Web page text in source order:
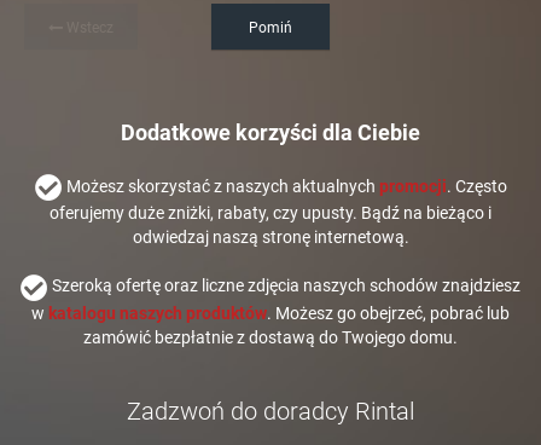
Pomiń
Dodatkowe korzyści dla Ciebie
Możesz skorzystać z naszych aktualnych promocji. Często
oferujemy duże zniżki, rabaty, czy upusty. Bądź na bieżąco i
odwiedzaj naszą stronę internetową.
Szeroką ofertę oraz liczne zdjęcia naszych schodów znajdziesz
w katalogu naszych produktów. Możesz go obejrzeć, pobrać lub
zamówić bezpłatnie z dostawą do Twojego domu.
Zadzwoń do doradcy Rintal